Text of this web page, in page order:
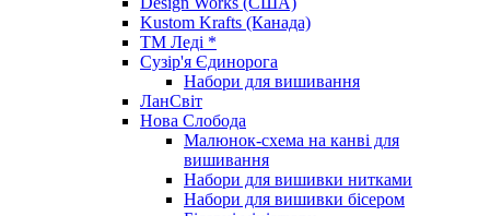
Kustom Krafts (Канада)
ТМ Леді *
Сузір'я Єдинорога
Набори для вишивання
ЛанСвіт
Нова Слобода
Малюнок-схема на канві для
вишивання
Набори для вишивки нитками
Набори для вишивки бісером